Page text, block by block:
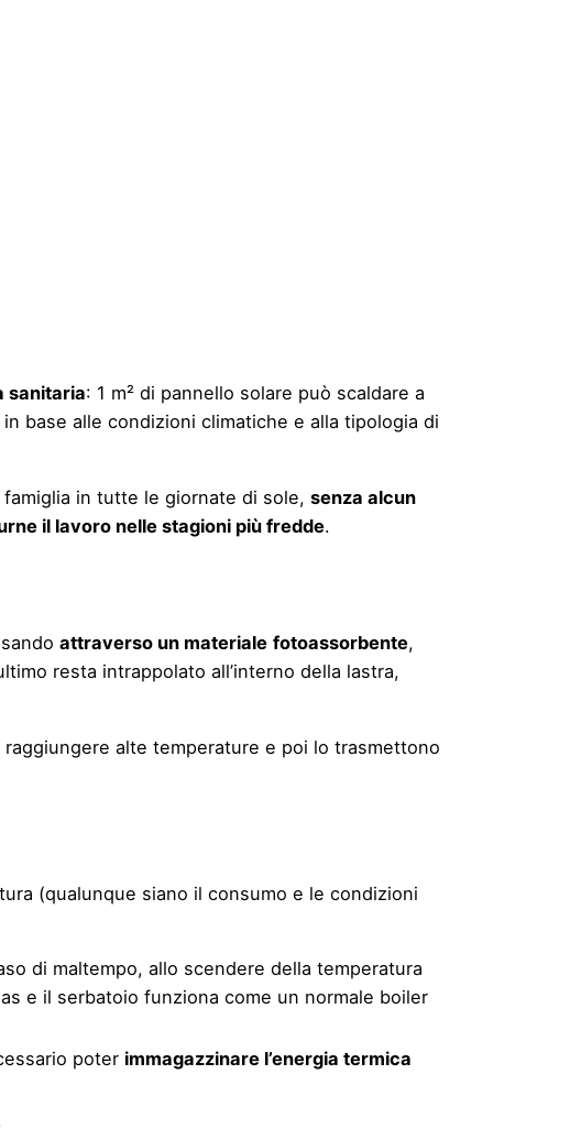
sanitaria: 1 m² di pannello solare può scaldare a
base alle condizioni climatiche e alla tipologia di
famiglia in tutte le giornate di sole,senza alcun
il lavoro nelle stagioni più fredde.
attraverso un materiale fotoassorbente,
resta intrappolato all’interno della lastra,
alte temperature e poi lo trasmettono
(qualunque siano il consumo e le condizioni
di maltempo, allo scendere della temperatura
e il serbatoio funziona come un normale boiler
poter immagazzinare l’energia termica